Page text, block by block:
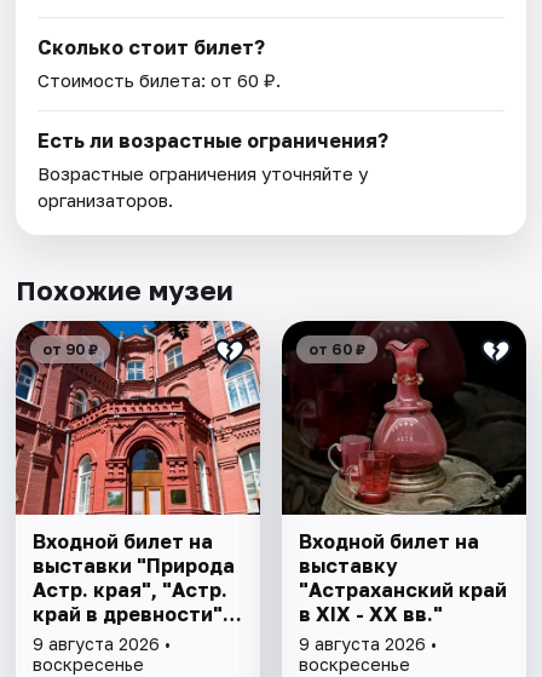
Сколько стоит билет?
Стоимость билета: от 60 ₽.
Есть ли возрастные ограничения?
Возрастные ограничения уточняйте у
организаторов.
Похожие музеи
от 90 ₽
Входной билет на
выставки "Природа
Астр. края", "Астр.
край в древности",
"Заселение Астр.
края"
9 августа 2026 •
воскресенье
от 60 ₽
Входной билет на
выставку
"Астраханский край
в XIX - XX вв."
9 августа 2026 •
воскресенье